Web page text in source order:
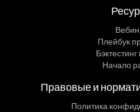
Плейбук
Начало
Правовые и
Политика